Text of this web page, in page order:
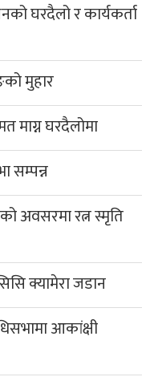
घरदैलो र कार्यकर्ता
मुहार
माग्न घरदैलोमा
सम्पन्न
अवसरमा रत्न स्मृति
क्यामेरा जडान
आकांक्षी